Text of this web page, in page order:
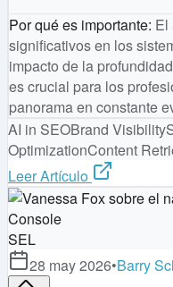
Por qué es importante: El
significativos en los
impacto de la
es crucial para los
panorama en constante
AI in SEOBrand Visibility
OptimizationContent
Leer Artículo
SEL
28 may 2026•Barry